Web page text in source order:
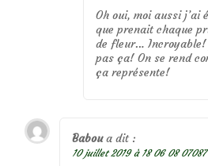
Oh oui, moi aussi j’ai
que prenait chaque
de fleur… Incroyable!
pas ça! On se rend
ça représente!
Babou a dit :
10 juillet 2019 à 18 06 08 07087